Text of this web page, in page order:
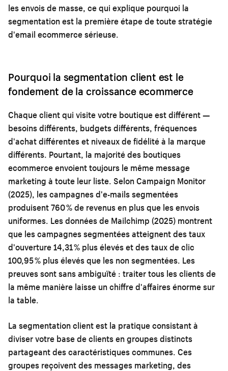
les envois de masse, ce qui explique pourquoi la
segmentation est la première étape de toutestratégie
d'email ecommercesérieuse.
Pourquoi la segmentation client est le
fondement de la croissance ecommerce
Chaque client qui visite votre boutique est différent —
besoins différents, budgets différents, fréquences
d'achat différentes et niveaux de fidélité à la marque
différents. Pourtant, la majorité des boutiques
ecommerce envoient toujours le même message
marketing à toute leur liste. Selon Campaign Monitor
(2025), les campagnes d'e-mails segmentées
produisent 760 % de revenus en plus que les envois
uniformes. Les données de Mailchimp (2025) montrent
que les campagnes segmentées atteignent des taux
d'ouverture 14,31 % plus élevés et des taux de clic
100,95 % plus élevés que les non segmentées. Les
preuves sont sans ambiguïté : traiter tous les clients de
la même manière laisse un chiffre d'affaires énorme sur
la table.
La segmentation client est la pratique consistant à
diviser votre base de clients en groupes distincts
partageant des caractéristiques communes. Ces
groupes reçoivent des messages marketing, des